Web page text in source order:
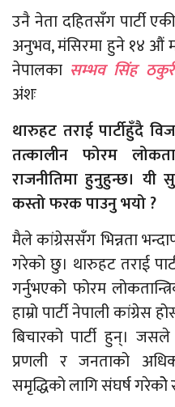
उनै नेता दहितसँग पार्टी
अनुभव, मंसिरमा हुने १४ औं
नेपालका सम्भव सिंह
अंशः
थारुहट तराई पार्टीहुँदै
तत्कालीन फोरम
राजनीतिमा हुनुहुन्छ।
कस्तो फरक पाउनु भयो ?
मैले कांग्रेससँग भिन्नता
गरेको छु। थारुहट तराई
गर्नुभएको फोरम
हाम्रो पार्टी नेपाली कांग्रेस
बिचारको पार्टी हुन्।
प्रणली र जनताको
समृद्धिको लागि संघर्ष